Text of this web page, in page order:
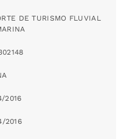
DE TURISMO FLUVIAL
2016
2016